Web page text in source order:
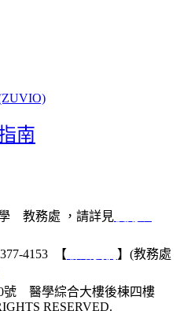
南
教務處 ，請詳見
4153 【
】(教務處
號 醫學綜合大樓後棟四樓
RESERVED.